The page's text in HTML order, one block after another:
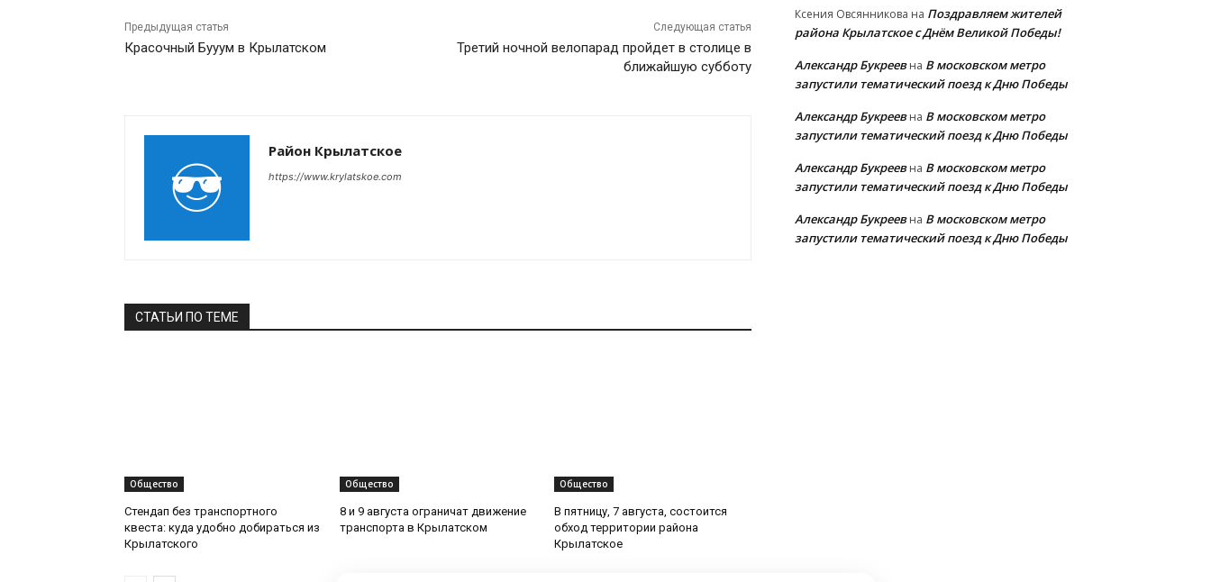
Предыдущая статья
Красочный Бууум в Крылатском
Следующая статья
Третий ночной велопарад пройдет в столице в
ближайшую субботу
Район Крылатское
https://www.krylatskoe.com
СТАТЬИ ПО ТЕМЕ
Общество
Стендап без транспортного
квеста: куда удобно добираться из
Крылатского
Общество
8 и 9 августа ограничат движение
транспорта в Крылатском
Общество
В пятницу, 7 августа, состоится
обход территории района
Крылатское
Ксения Овсянникова на Поздравляем жителей
района Крылатское с Днём Великой Победы!
Александр Букреевна В московском метро
запустили тематический поезд к Дню Победы
Александр Букреевна В московском метро
запустили тематический поезд к Дню Победы
Александр Букреевна В московском метро
запустили тематический поезд к Дню Победы
Александр Букреевна В московском метро
запустили тематический поезд к Дню Победы